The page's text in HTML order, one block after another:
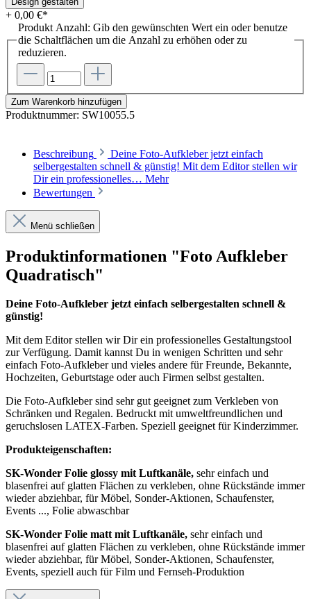
+ 0,00 €*
Produkt Anzahl: Gib den gewünschten Wert ein oder benutze
die Schaltflächen um die Anzahl zu erhöhen oder zu
reduzieren.
Zum Warenkorb hinzufügen
Produktnummer: SW10055.5
Beschreibung
Deine Foto-Aufkleber jetzt einfach
selbergestalten schnell & günstig! Mit dem Editor stellen wir
Dir ein professionelles… Mehr
Bewertungen
Menü schließen
Produktinformationen "Foto Aufkleber
Quadratisch"
Deine Foto-Aufkleber jetzt einfach selbergestalten schnell &
günstig!
Mit dem Editor stellen wir Dir ein professionelles Gestaltungstool
zur Verfügung. Damit kannst Du in wenigen Schritten und sehr
einfach Foto-Aufkleber und vieles andere für Freunde, Bekannte,
Hochzeiten, Geburtstage oder auch Firmen selbst gestalten.
Die Foto-Aufkleber sind sehr gut geeignet zum Verkleben von
Schränken und Regalen. Bedruckt mit umweltfreundlichen und
geruchslosen LATEX-Farben. Speziell geeignet für Kinderzimmer.
Produkteigenschaften:
SK-Wonder Folie glossy mit Luftkanäle, sehr einfach und
blasenfrei auf glatten Flächen zu verkleben, ohne Rückstände immer
wieder abziehbar, für Möbel, Sonder-Aktionen, Schaufenster,
Events ..., Folie abwaschbar
SK-Wonder Folie matt mit Luftkanäle, sehr einfach und
blasenfrei auf glatten Flächen zu verkleben, ohne Rückstände immer
wieder abziehbar, für Möbel, Sonder-Aktionen, Schaufenster,
Events, speziell auch für Film und Fernseh-Produktion